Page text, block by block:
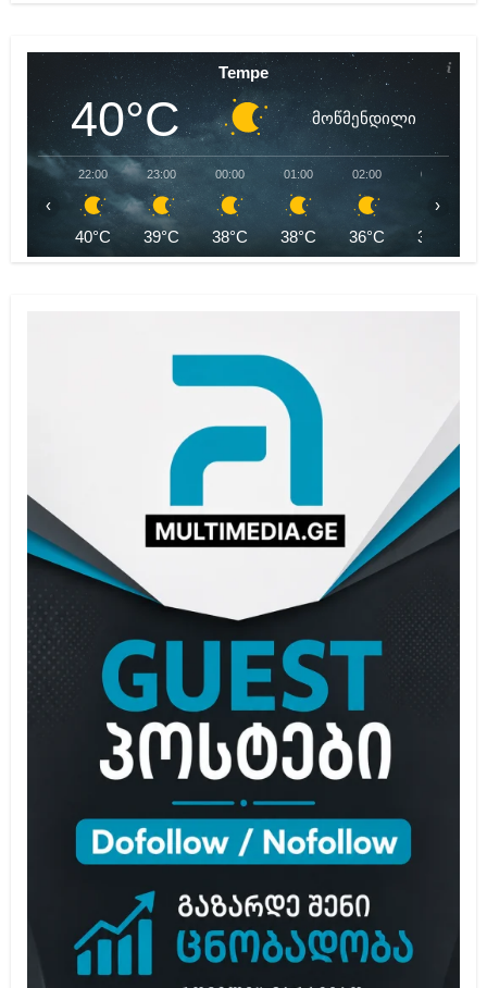
Tempe
40°C მოწმენდილი
22:00
40°C
23:00
39°C
00:00
38°C
01:00
38°C
02:00
36°C
03:00
35°C
‹ ›